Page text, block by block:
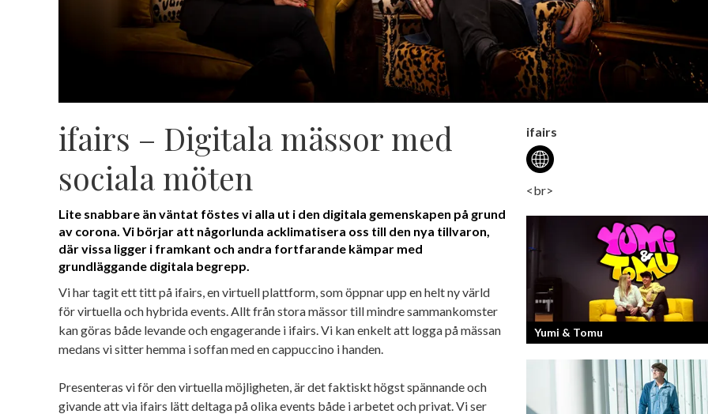
ifairs – Digitala mässor med
sociala möten
Lite snabbare än väntat föstes vi alla ut i den digitala gemenskapen på grund
av corona. Vi börjar att någorlunda acklimatisera oss till den nya tillvaron,
där vissa ligger i framkant och andra fortfarande kämpar med
grundläggande digitala begrepp.
Vi har tagit ett titt på ifairs, en virtuell plattform, som öppnar upp en helt ny värld
för virtuella och hybrida events. Allt från stora mässor till mindre sammankomster
kan göras både levande och engagerande i ifairs. Vi kan enkelt att logga på mässan
medans vi sitter hemma i soffan med en cappuccino i handen.
Presenteras vi för den virtuella möjligheten, är det faktiskt högst spännande och
givande att via ifairs lätt deltaga på olika events både i arbetet och privat. Vi ser
ifairs
<br>
Yumi & Tomu
Läs mer om deras liv som YouTubers